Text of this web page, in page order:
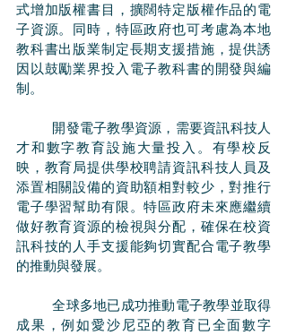
式增加版權書目，擴闊特定版權作品的電
子資源。同時，特區政府也可考慮為本地
教科書出版業制定長期支援措施，提供誘
因以鼓勵業界投入電子教科書的開發與編
制。
才和數字教育設施大量投入。有學校反
映，教育局提供學校聘請資訊科技人員及
添置相關設備的資助額相對較少，對推行
電子學習幫助有限。特區政府未來應繼續
做好教育資源的檢視與分配，確保在校資
訊科技的人手支援能夠切實配合電子教學
的推動與發展。
	全球多地已成功推動電子教學並取得
成果，例如愛沙尼亞的教育已全面數字